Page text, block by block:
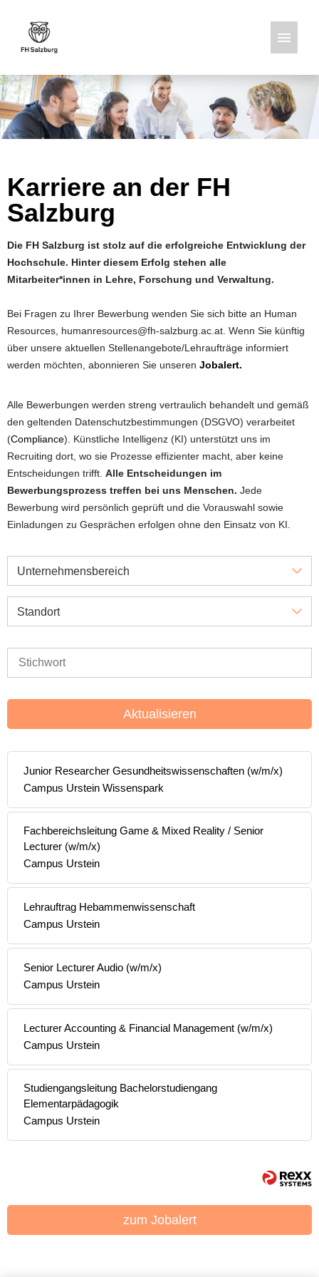
Deutsch Englisch
Stellenangebote
Karriere an der FH
Salzburg
Die FH Salzburg ist stolz auf die erfolgreiche Entwicklung der
Hochschule. Hinter diesem Erfolg stehen alle
Mitarbeiter*innen in Lehre, Forschung und Verwaltung.
Bei Fragen zu Ihrer Bewerbung wenden Sie sich bitte an Human
Resources, humanresources@fh-salzburg.ac.at. Wenn Sie künftig
über unsere aktuellen Stellenangebote/Lehraufträge informiert
werden möchten, abonnieren Sie unseren Jobalert.
Alle Bewerbungen werden streng vertraulich behandelt und gemäß
den geltenden Datenschutzbestimmungen (DSGVO) verarbeitet
(Compliance). Künstliche Intelligenz (KI) unterstützt uns im
Recruiting dort, wo sie Prozesse effizienter macht, aber keine
Entscheidungen trifft. Alle Entscheidungen im
Bewerbungsprozess treffen bei uns Menschen. Jede
Bewerbung wird persönlich geprüft und die Vorauswahl sowie
Einladungen zu Gesprächen erfolgen ohne den Einsatz von KI.
Unternehmensbereich
Standort
Aktualisieren
Junior Researcher Gesundheitswissenschaften (w/m/x)
Campus Urstein Wissenspark
Fachbereichsleitung Game & Mixed Reality / Senior
Lecturer (w/m/x)
Campus Urstein
Lehrauftrag Hebammenwissenschaft
Campus Urstein
Senior Lecturer Audio (w/m/x)
Campus Urstein
Lecturer Accounting & Financial Management (w/m/x)
Campus Urstein
Studiengangsleitung Bachelorstudiengang
Elementarpädagogik
Campus Urstein
zum Jobalert